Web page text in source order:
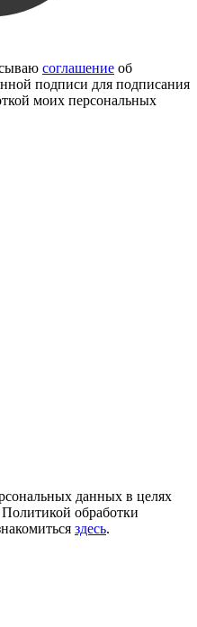
соглашение об
подписи для подписания
моих персональных
данных в целях
обработки
здесь.